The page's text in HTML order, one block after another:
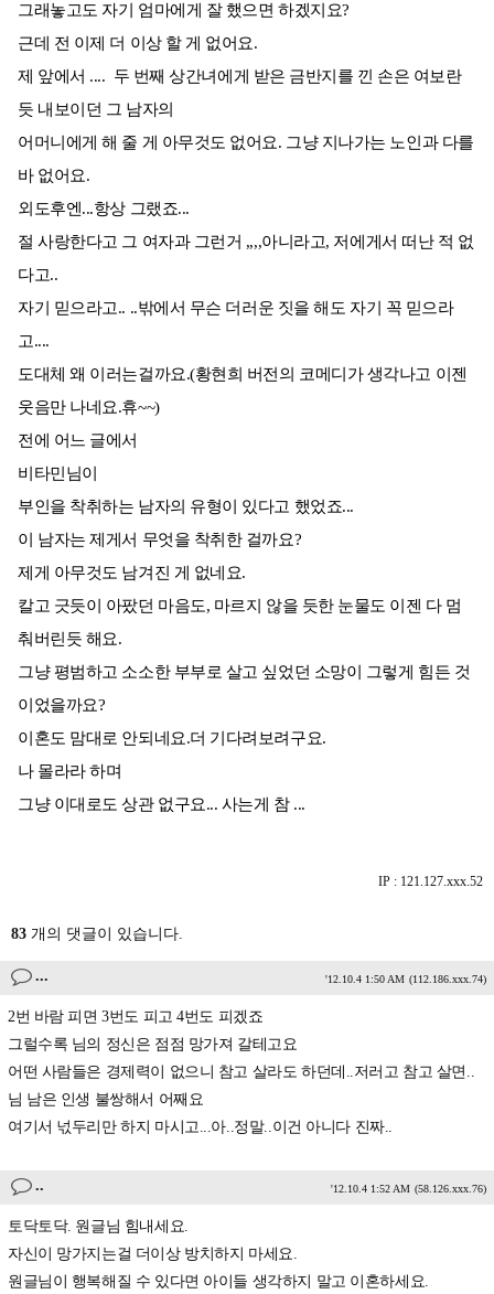
그래놓고도 자기 엄마에게 잘 했으면 하겠지요?
근데 전 이제 더 이상 할 게 없어요.
제 앞에서 .... 두 번째 상간녀에게 받은 금반지를 낀 손은 여보란
듯 내보이던 그 남자의
어머니에게 해 줄 게 아무것도 없어요. 그냥 지나가는 노인과 다를
바 없어요.
외도후엔...항상 그랬죠...
절 사랑한다고 그 여자과 그런거 ,,,,아니라고, 저에게서 떠난 적 없
다고..
자기 믿으라고.. ..밖에서 무슨 더러운 짓을 해도 자기 꼭 믿으라
고....
도대체 왜 이러는걸까요.(황현희 버전의 코메디가 생각나고 이젠
웃음만 나네요.휴~~)
전에 어느 글에서
비타민님이
부인을 착취하는 남자의 유형이 있다고 했었죠...
이 남자는 제게서 무엇을 착취한 걸까요?
제게 아무것도 남겨진 게 없네요.
칼고 긋듯이 아팠던 마음도, 마르지 않을 듯한 눈물도 이젠 다 멈
춰버린듯 해요.
그냥 평범하고 소소한 부부로 살고 싶었던 소망이 그렇게 힘든 것
이었을까요?
이혼도 맘대로 안되네요.더 기다려보려구요.
나 몰라라 하며
그냥 이대로도 상관 없구요... 사는게 참 ...
IP : 121.127.xxx.52
83 개의 댓글이 있습니다.
... '12.10.4 1:50 AM (112.186.xxx.74)
2번 바람 피면 3번도 피고 4번도 피겠죠
그럴수록 님의 정신은 점점 망가져 갈테고요
어떤 사람들은 경제력이 없으니 참고 살라도 하던데..저러고 참고 살면..
님 남은 인생 불쌍해서 어째요
여기서 넋두리만 하지 마시고...아..정말..이건 아니다 진짜..
.. '12.10.4 1:52 AM (58.126.xxx.76)
토닥토닥. 원글님 힘내세요.
자신이 망가지는걸 더이상 방치하지 마세요.
원글님이 행복해질 수 있다면 아이들 생각하지 말고 이혼하세요.